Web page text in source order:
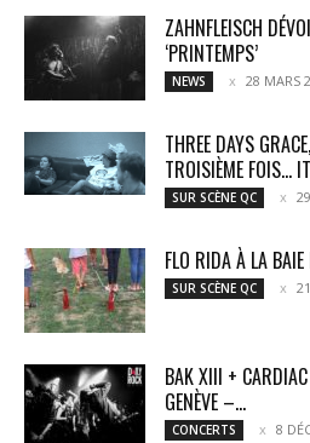
ZAHNFLEISCH
‘PRINTEMPS’
NEWS 28 MARS
THREE DAYS
TROISIÈME FOIS…
SUR SCÈNE QC
FLO RIDA À LA
SUR SCÈNE QC
BAK XIII +
GENÈVE –...
CONCERTS 8